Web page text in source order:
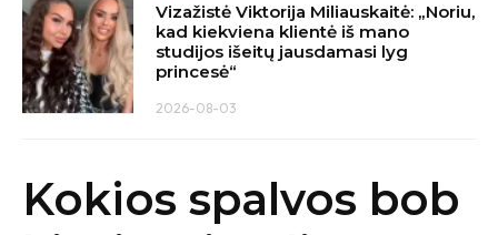
Vizažistė Viktorija Miliauskaitė: „Noriu,
kad kiekviena klientė iš mano
studijos išeitų jausdamasi lyg
princesė“
2026-08-03
Kokios spalvos bob